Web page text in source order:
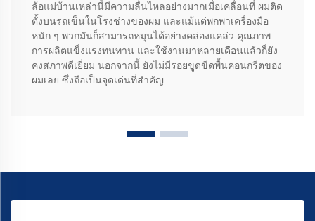
ล้อแม่บ้านเหล่านี้มีความลื่นไหลอย่างมากเมื่อเคลื่อนที่ ผมติด
ตั้งบนรถเข็นในโรงช่างของผม และแม้แต่พกพาเครื่องมือ
หนัก ๆ พวกมันก็สามารถหมุนได้อย่างคล่องแคล่ว คุณภาพ
การผลิตแข็งแรงทนทาน และใช้งานมาหลายเดือนแล้วก็ยัง
คงสภาพดีเยี่ยม นอกจากนี้ ยังไม่มีรอยขูดขีดพื้นคอนกรีตของ
ผมเลย ซึ่งถือเป็นจุดเด่นที่สำคัญ